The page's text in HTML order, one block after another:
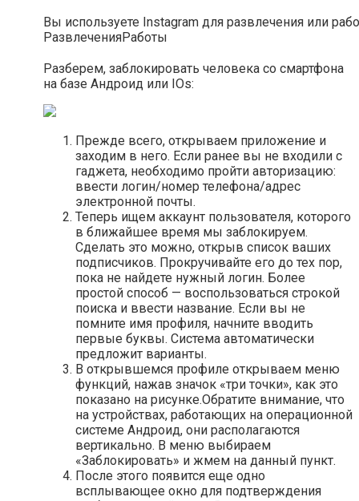
Вы используете Instagram для развлечения или
РазвлеченияРаботы
Разберем, заблокировать человека со смартфона
на базе Андроид или IOs:
Прежде всего, открываем приложение и
заходим в него. Если ранее вы не входили с
гаджета, необходимо пройти авторизацию:
ввести логин/номер телефона/адрес
электронной почты.
Теперь ищем аккаунт пользователя, которого
в ближайшее время мы заблокируем.
Сделать это можно, открыв список ваших
подписчиков. Прокручивайте его до тех пор,
пока не найдете нужный логин. Более
простой способ — воспользоваться строкой
поиска и ввести название. Если вы не
помните имя профиля, начните вводить
первые буквы. Система автоматически
предложит варианты.
В открывшемся профиле открываем меню
функций, нажав значок «три точки», как это
показано на рисунке.Обратите внимание, что
на устройствах, работающих на операционной
системе Андроид, они располагаются
вертикально. В меню выбираем
«Заблокировать» и жмем на данный пункт.
После этого появится еще одно
всплывающее окно для подтверждения